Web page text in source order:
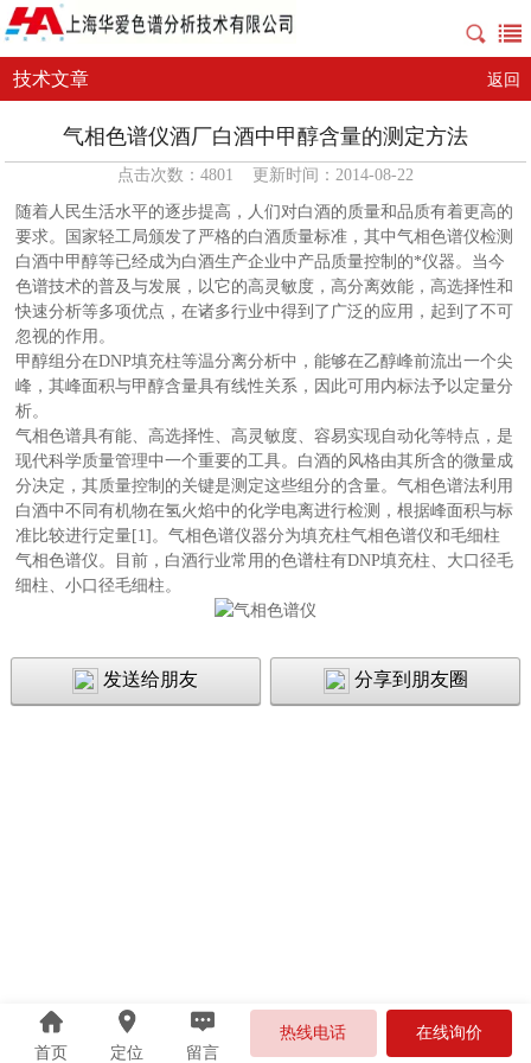
技术文章 返回
气相色谱仪酒厂白酒中甲醇含量的测定方法
点击次数：4801 更新时间：2014-08-22
随着人民生活水平的逐步提高，人们对白酒的质量和品质有着更高的
要求。国家轻工局颁发了严格的白酒质量标准，其中气相色谱仪检测
白酒中甲醇等已经成为白酒生产企业中产品质量控制的*仪器。当今
色谱技术的普及与发展，以它的高灵敏度，高分离效能，高选择性和
快速分析等多项优点，在诸多行业中得到了广泛的应用，起到了不可
忽视的作用。
甲醇组分在DNP填充柱等温分离分析中，能够在乙醇峰前流出一个尖
峰，其峰面积与甲醇含量具有线性关系，因此可用内标法予以定量分
析。
气相色谱具有能、高选择性、高灵敏度、容易实现自动化等特点，是
现代科学质量管理中一个重要的工具。白酒的风格由其所含的微量成
分决定，其质量控制的关键是测定这些组分的含量。气相色谱法利用
白酒中不同有机物在氢火焰中的化学电离进行检测，根据峰面积与标
准比较进行定量[1]。气相色谱仪器分为填充柱气相色谱仪和毛细柱
气相色谱仪。目前，白酒行业常用的色谱柱有DNP填充柱、大口径毛
细柱、小口径毛细柱。
发送给朋友 分享到朋友圈
首页 定位 留言
热线电话 在线询价